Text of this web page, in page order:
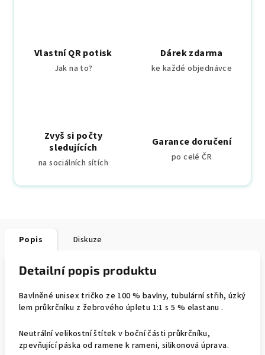
Vlastní QR potisk
Jak na to?
Dárek zdarma
ke každé objednávce
Zvyš si počty
sledujících
na sociálních sítích
Garance doručení
po celé ČR
Popis Diskuze
Detailní popis produktu
Bavlněné unisex tričko ze 100 % bavlny, tubulární střih, úzký
lem průkrčníku z žebrového úpletu 1:1 s 5 % elastanu .
Neutrální velikostní štítek v boční části průkrčníku,
zpevňující páska od ramene k rameni, silikonová úprava.